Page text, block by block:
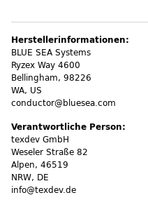
Herstellerinformationen:
BLUE SEA Systems
Ryzex Way 4600
Bellingham, 98226
WA, US
conductor@bluesea.com
Verantwortliche Person:
texdev GmbH
Weseler Straße 82
Alpen, 46519
NRW, DE
info@texdev.de